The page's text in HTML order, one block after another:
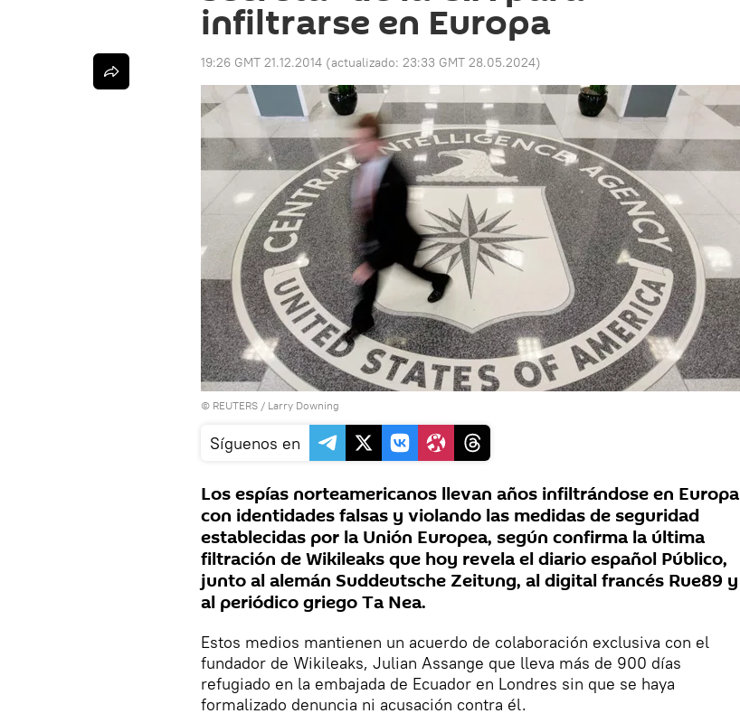
infiltrarse en Europa
19:26 GMT 21.12.2014 (actualizado: 23:33 GMT 28.05.2024)
© REUTERS / Larry Downing
Síguenos en
Los espías norteamericanos llevan años infiltrándose en Europa
con identidades falsas y violando las medidas de seguridad
establecidas por la Unión Europea, según confirma la última
filtración de Wikileaks que hoy revela el diario español Público,
junto al alemán Suddeutsche Zeitung, al digital francés Rue89 y
al periódico griego Ta Nea.
Estos medios mantienen un acuerdo de colaboración exclusiva con el
fundador de Wikileaks, Julian Assange que lleva más de 900 días
refugiado en la embajada de Ecuador en Londres sin que se haya
formalizado denuncia ni acusación contra él.